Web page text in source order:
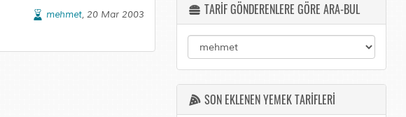
mehmet, 20 Mar 2003 TARİF GÖNDERENLERE GÖRE ARA-BUL
SON EKLENEN YEMEK TARİFLERİ